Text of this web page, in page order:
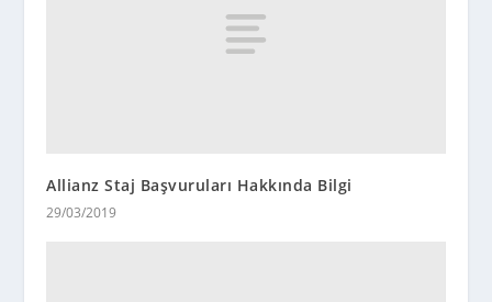
Allianz Staj Başvuruları Hakkında Bilgi
29/03/2019